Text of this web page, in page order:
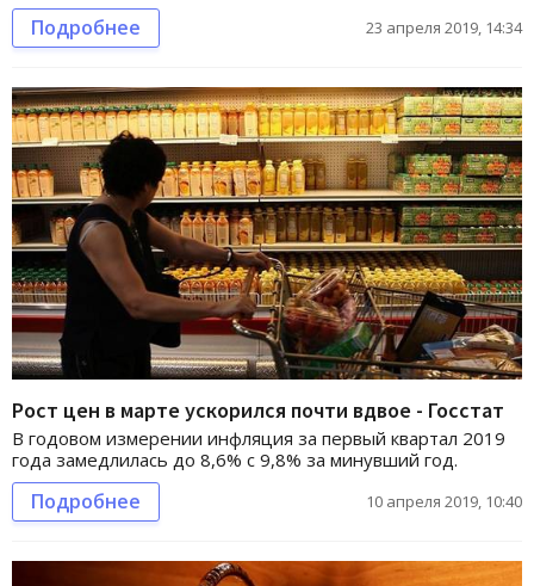
Подробнее 23 апреля 2019, 14:34
Рост цен в марте ускорился почти вдвое - Госстат
В годовом измерении инфляция за первый квартал 2019
года замедлилась до 8,6% с 9,8% за минувший год.
Подробнее 10 апреля 2019, 10:40